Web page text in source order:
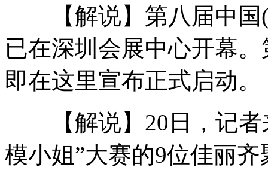
农民卖假羊毛衫被罚2151万案重审
侯佩岑拒答周杰伦结婚 暗示周董不适合
【解说】第八届中国(
已在深圳会展中心开幕
即在这里宣布正式启动。
【解说】20日，记者
模小姐”大赛的9位佳丽